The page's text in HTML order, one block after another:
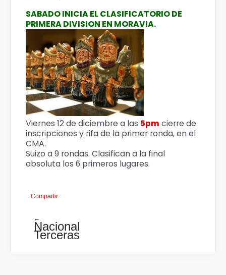
SABADO INICIA EL CLASIFICATORIO DE
PRIMERA DIVISION EN MORAVIA.
Viernes 12 de diciembre a las 5pm cierre de
inscripciones y rifa de la primer ronda, en el
CMA.
Suizo a 9 rondas. Clasifican a la final
absoluta los 6 primeros lugares.
Compartir
←
Nacional
Terceras